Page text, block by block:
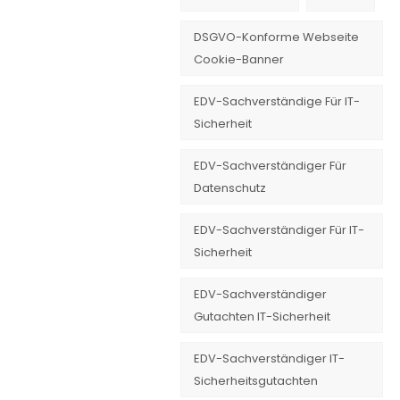
DSGVO-Konforme Webseite
Cookie-Banner
EDV-Sachverständige Für IT-
Sicherheit
EDV-Sachverständiger Für
Datenschutz
EDV-Sachverständiger Für IT-
Sicherheit
EDV-Sachverständiger
Gutachten IT-Sicherheit
EDV-Sachverständiger IT-
Sicherheitsgutachten